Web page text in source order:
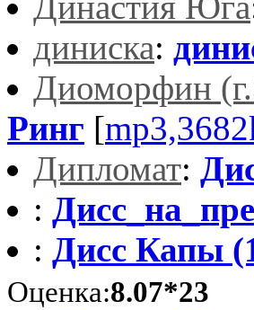
диниска:
Диоморфин
Ринг [
Дипломат:
:
: Дисс Капы
Оценка:8.07*23